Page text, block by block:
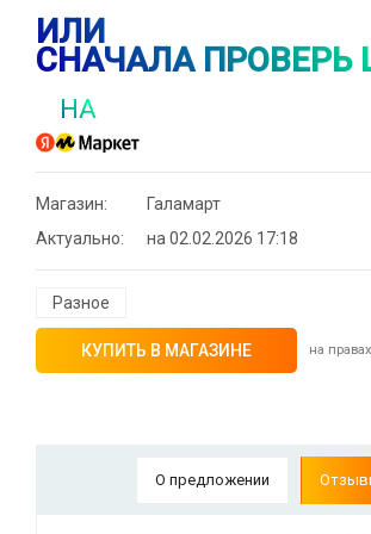
ИЛИ
СНАЧАЛА ПРОВЕРЬ
НА
Магазин:
Галамарт
Актуально:
на 02.02.2026 17:18
Разное
КУПИТЬ В МАГАЗИНЕ на
О предложении
⚡ Скидка до 25% при оплате